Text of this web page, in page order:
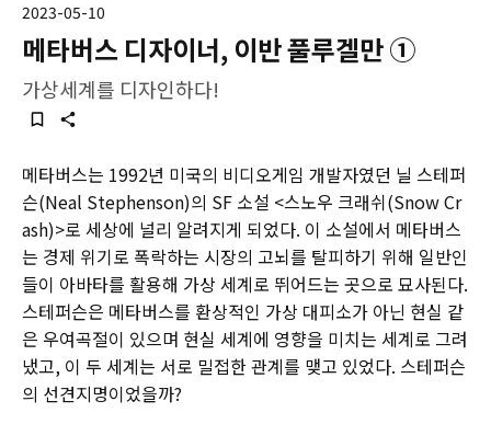
2023-05-10
메타버스 디자이너, 이반 풀루겔만 ①
가상세계를 디자인하다!
메타버스는 1992년 미국의 비디오게임 개발자였던 닐 스테퍼
슨(Neal Stephenson)의 SF 소설 <스노우 크래쉬(Snow Cr
ash)>로 세상에 널리 알려지게 되었다. 이 소설에서 메타버스
는 경제 위기로 폭락하는 시장의 고뇌를 탈피하기 위해 일반인
들이 아바타를 활용해 가상 세계로 뛰어드는 곳으로 묘사된다.
스테퍼슨은 메타버스를 환상적인 가상 대피소가 아닌 현실 같
은 우여곡절이 있으며 현실 세계에 영향을 미치는 세계로 그려
냈고, 이 두 세계는 서로 밀접한 관계를 맺고 있었다. 스테퍼슨
의 선견지명이었을까?